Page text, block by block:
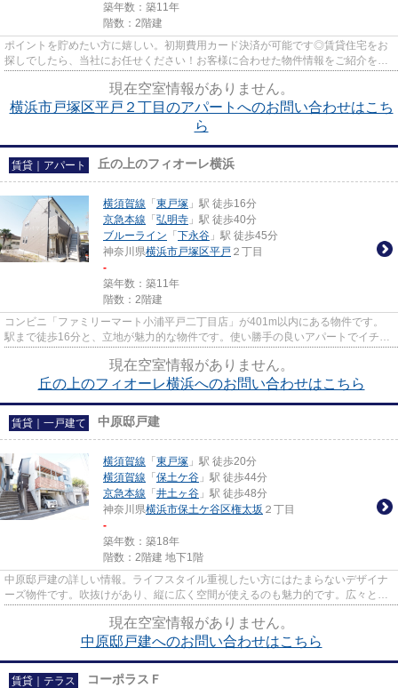
築年数：築11年
階数：2階建
ポイントを貯めたい方に嬉しい。初期費用カード決済が可能です◎賃貸住宅をお
探しでしたら、当社にお任せください！お客様に合わせた物件情報をご紹介をい
現在空室情報がありません。
横浜市戸塚区平戸２丁目のアパートへのお問い合わせはこち
ら
賃貸｜アパート 丘の上のフィオーレ横浜
横須賀線 「 東戸塚 」駅 徒歩16分
京急本線 「 弘明寺 」駅 徒歩40分
ブルーライン 「 下永谷 」駅 徒歩45分
神奈川県横浜市戸塚区平戸 ２丁目
-
築年数：築11年
階数：2階建
コンビニ「ファミリーマート小浦平戸二丁目店」が401m以内にある物件です。
駅まで徒歩16分と、立地が魅力的な物件です。使い勝手の良いアパートでイチオ
現在空室情報がありません。
丘の上のフィオーレ横浜へのお問い合わせはこちら
賃貸｜一戸建て 中原邸戸建
横須賀線 「 東戸塚 」駅 徒歩20分
横須賀線 「 保土ケ谷 」駅 徒歩44分
京急本線 「 井土ヶ谷 」駅 徒歩48分
神奈川県横浜市保土ケ谷区権太坂 ２丁目
-
築年数：築18年
階数：2階建 地下1階
中原邸戸建の詳しい情報。ライフスタイル重視したい方にはたまらないデザイナ
ーズ物件です。吹抜けがあり、縦に広く空間が使えるのも魅力的です。広々とし
現在空室情報がありません。
中原邸戸建へのお問い合わせはこちら
賃貸｜テラス コーポラスＦ